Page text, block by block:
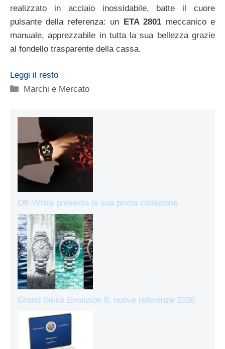
realizzato in acciaio inossidabile, batte il cuore
pulsante della referenza: un ETA 2801 meccanico e
manuale, apprezzabile in tutta la sua bellezza grazie
al fondello trasparente della cassa.
Leggi il resto
Categorie
Marchi e Mercato
Off-White presenta la sua prima collezione
Grand Seiko Evolution 9, nuove referenze 2026